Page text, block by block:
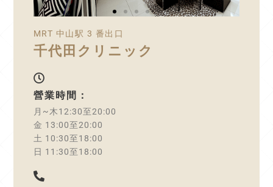
MRT 中山駅 3 番出口
千代田クリニック
營業時間：
月~木12:30至20:00
金 13:00至20:00
土 10:30至18:00
日 11:30至18:00